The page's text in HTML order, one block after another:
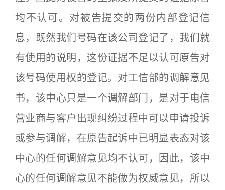
均不认可。对被告提交的两份内部登记信
息，既然我们号码在该公司登记了，我们就
有使用的说明，这份证据不足以认可原告对
该号码使用权的登记。对工信部的调解意见
书，该中心只是一个调解部门，是对于电信
营业商与客户出现纠纷过程中可以申请投诉
或参与调解，在原告起诉中已明显表态对该
中心的任何调解意见均不认可，因此，该中
心的任何调解意见不能做为权威意见，所以